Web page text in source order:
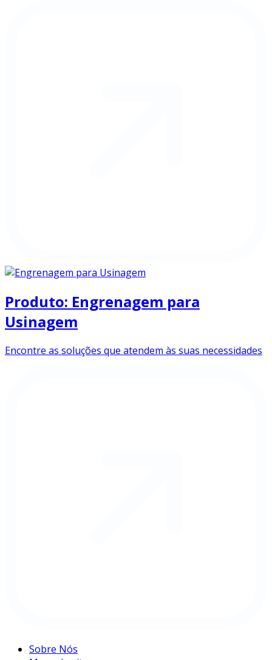
Produto: Engrenagem para
Usinagem
Encontre as soluções que atendem às suas necessidades
Sobre Nós